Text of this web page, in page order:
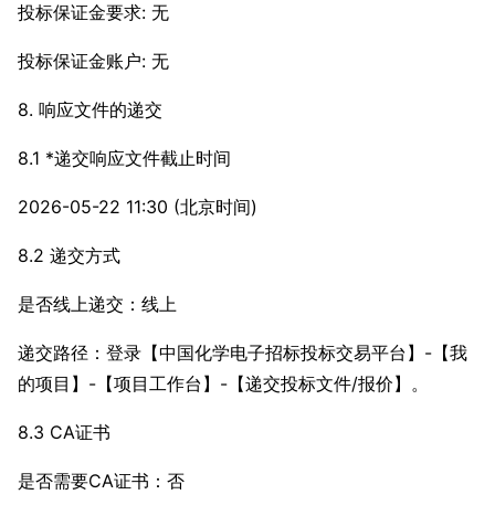
投标保证金要求: 无
投标保证金账户: 无
8. 响应文件的递交
8.1 *递交响应文件截止时间
2026-05-22 11:30 (北京时间)
8.2 递交方式
是否线上递交：线上
递交路径：登录【中国化学电子招标投标交易平台】-【我
的项目】-【项目工作台】-【递交投标文件/报价】。
8.3 CA证书
是否需要CA证书：否